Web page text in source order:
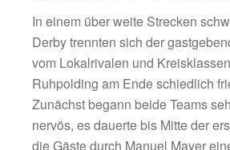
Schriftführer & Pressewart